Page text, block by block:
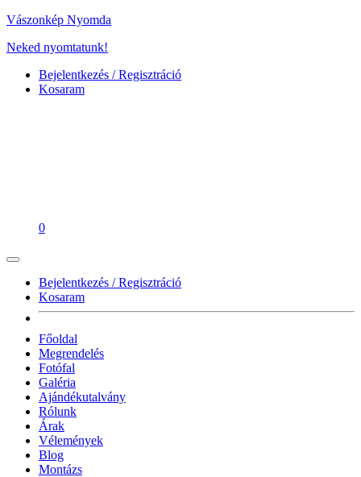
Vászonkép Nyomda
Neked nyomtatunk!
Bejelentkezés / Regisztráció
Kosaram
0
Bejelentkezés / Regisztráció
Kosaram
Főoldal
Megrendelés
Fotófal
Galéria
Ajándékutalvány
Rólunk
Árak
Vélemények
Blog
Montázs